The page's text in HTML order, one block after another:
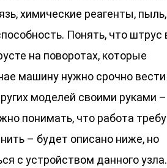
химические реагенты, пыль,
Понять, что
на поворотах, которые
машину нужно срочно вести
моделей своими руками –
понимать, что работа
– будет описано ниже, но
с устройством данного узла.